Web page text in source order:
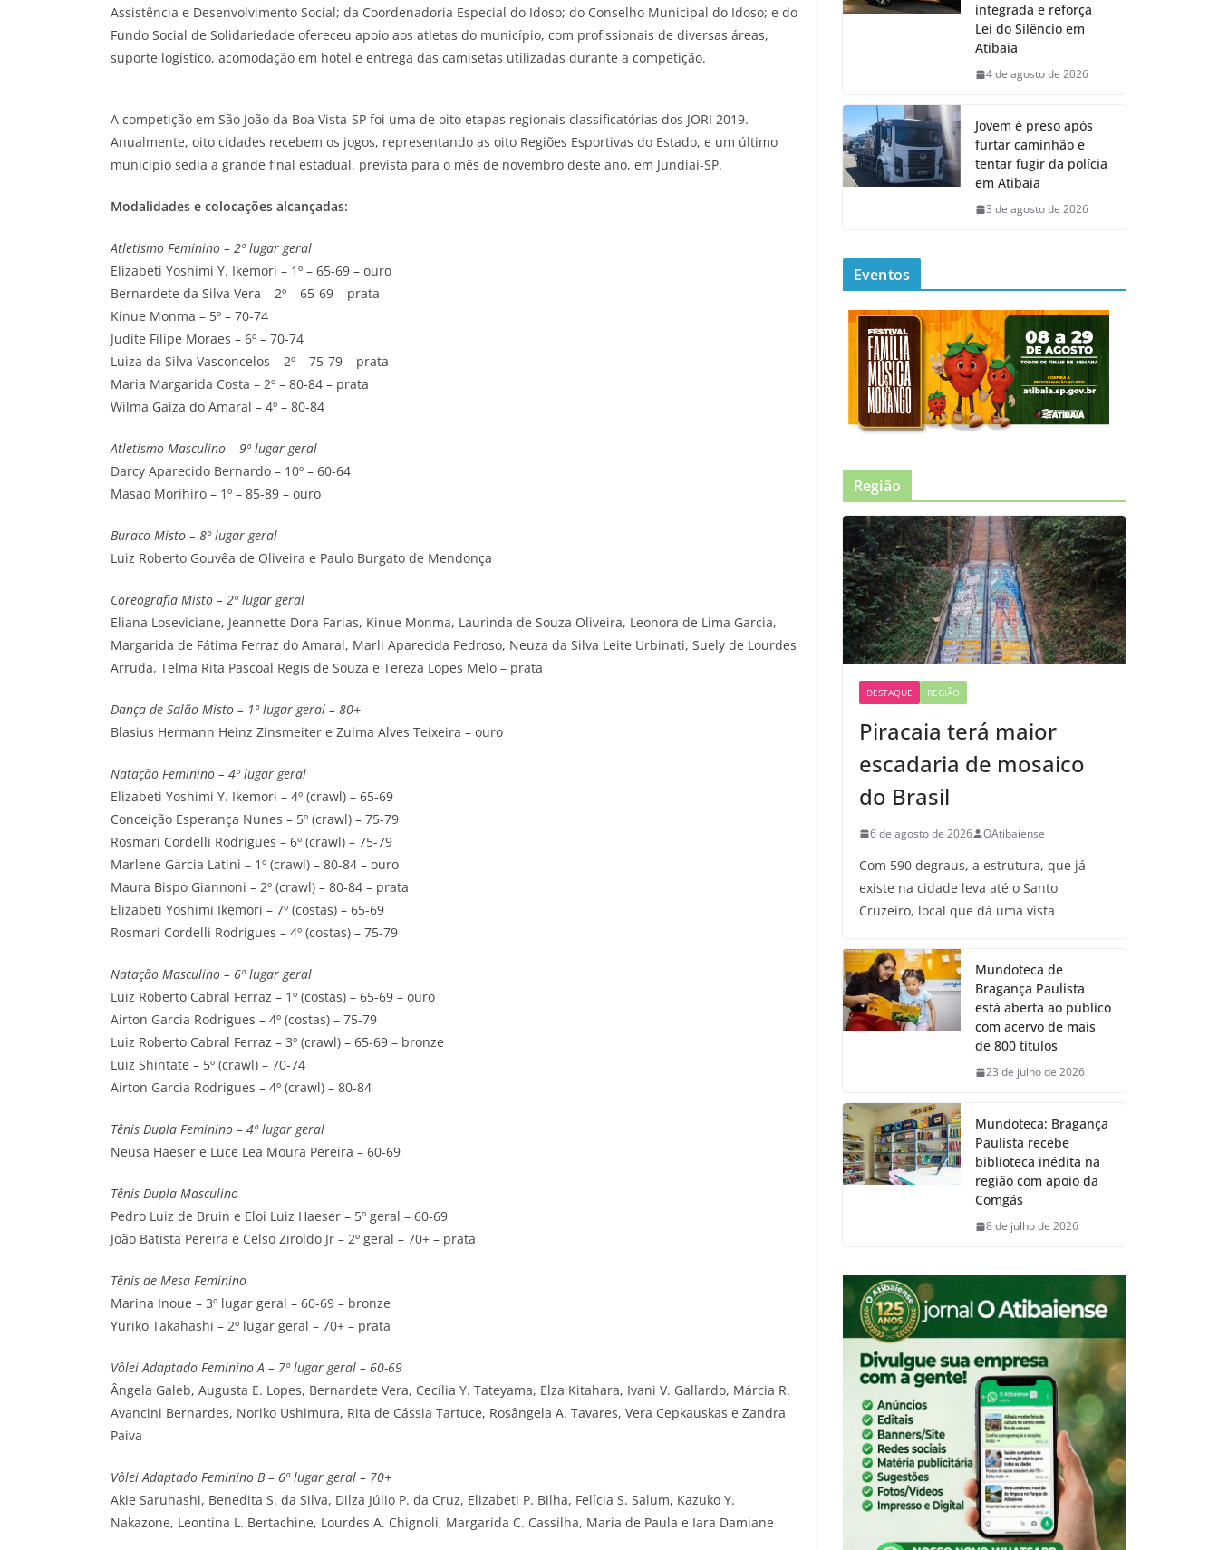
Assistência e Desenvolvimento Social; da Coordenadoria Especial do Idoso; do Conselho Municipal do Idoso; e do
Fundo Social de Solidariedade ofereceu apoio aos atletas do município, com profissionais de diversas áreas,
suporte logístico, acomodação em hotel e entrega das camisetas utilizadas durante a competição.
A competição em São João da Boa Vista-SP foi uma de oito etapas regionais classificatórias dos JORI 2019.
Anualmente, oito cidades recebem os jogos, representando as oito Regiões Esportivas do Estado, e um último
município sedia a grande final estadual, prevista para o mês de novembro deste ano, em Jundiaí-SP.
Modalidades e colocações alcançadas:
Atletismo Feminino – 2º lugar geral
Elizabeti Yoshimi Y. Ikemori – 1º – 65-69 – ouro
Bernardete da Silva Vera – 2º – 65-69 – prata
Kinue Monma – 5º – 70-74
Judite Filipe Moraes – 6º – 70-74
Luiza da Silva Vasconcelos – 2º – 75-79 – prata
Maria Margarida Costa – 2º – 80-84 – prata
Wilma Gaiza do Amaral – 4º – 80-84
Atletismo Masculino – 9º lugar geral
Darcy Aparecido Bernardo – 10º – 60-64
Masao Morihiro – 1º – 85-89 – ouro
Buraco Misto – 8º lugar geral
Luiz Roberto Gouvêa de Oliveira e Paulo Burgato de Mendonça
Coreografia Misto – 2º lugar geral
Eliana Loseviciane, Jeannette Dora Farias, Kinue Monma, Laurinda de Souza Oliveira, Leonora de Lima Garcia,
Margarida de Fátima Ferraz do Amaral, Marli Aparecida Pedroso, Neuza da Silva Leite Urbinati, Suely de Lourdes
Arruda, Telma Rita Pascoal Regis de Souza e Tereza Lopes Melo – prata
Dança de Salão Misto – 1º lugar geral – 80+
Blasius Hermann Heinz Zinsmeiter e Zulma Alves Teixeira – ouro
Natação Feminino – 4º lugar geral
Elizabeti Yoshimi Y. Ikemori – 4º (crawl) – 65-69
Conceição Esperança Nunes – 5º (crawl) – 75-79
Rosmari Cordelli Rodrigues – 6º (crawl) – 75-79
Marlene Garcia Latini – 1º (crawl) – 80-84 – ouro
Maura Bispo Giannoni – 2º (crawl) – 80-84 – prata
Elizabeti Yoshimi Ikemori – 7º (costas) – 65-69
Rosmari Cordelli Rodrigues – 4º (costas) – 75-79
Natação Masculino – 6º lugar geral
Luiz Roberto Cabral Ferraz – 1º (costas) – 65-69 – ouro
Airton Garcia Rodrigues – 4º (costas) – 75-79
Luiz Roberto Cabral Ferraz – 3º (crawl) – 65-69 – bronze
Luiz Shintate – 5º (crawl) – 70-74
Airton Garcia Rodrigues – 4º (crawl) – 80-84
Tênis Dupla Feminino – 4º lugar geral
Neusa Haeser e Luce Lea Moura Pereira – 60-69
Tênis Dupla Masculino
Pedro Luiz de Bruin e Eloi Luiz Haeser – 5º geral – 60-69
João Batista Pereira e Celso Ziroldo Jr – 2º geral – 70+ – prata
Tênis de Mesa Feminino
Marina Inoue – 3º lugar geral – 60-69 – bronze
Yuriko Takahashi – 2º lugar geral – 70+ – prata
Vôlei Adaptado Feminino A – 7º lugar geral – 60-69
Ângela Galeb, Augusta E. Lopes, Bernardete Vera, Cecília Y. Tateyama, Elza Kitahara, Ivani V. Gallardo, Márcia R.
Avancini Bernardes, Noriko Ushimura, Rita de Cássia Tartuce, Rosângela A. Tavares, Vera Cepkauskas e Zandra
Paiva
Vôlei Adaptado Feminino B – 6º lugar geral – 70+
Akie Saruhashi, Benedita S. da Silva, Dilza Júlio P. da Cruz, Elizabeti P. Bilha, Felícia S. Salum, Kazuko Y.
Nakazone, Leontina L. Bertachine, Lourdes A. Chignoli, Margarida C. Cassilha, Maria de Paula e Iara Damiane
integrada e reforça
Lei do Silêncio em
Atibaia
4 de agosto de 2026
Jovem é preso após
furtar caminhão e
tentar fugir da polícia
em Atibaia
3 de agosto de 2026
Eventos
Região
DESTAQUE REGIÃO
Piracaia terá maior
escadaria de mosaico
do Brasil
6 de agosto de 2026 OAtibaiense
Com 590 degraus, a estrutura, que já
existe na cidade leva até o Santo
Cruzeiro, local que dá uma vista
Mundoteca de
Bragança Paulista
está aberta ao público
com acervo de mais
de 800 títulos
23 de julho de 2026
Mundoteca: Bragança
Paulista recebe
biblioteca inédita na
região com apoio da
Comgás
8 de julho de 2026